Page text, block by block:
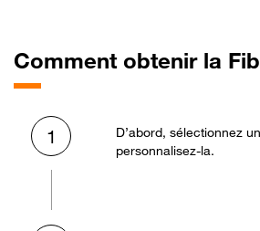
Comment obtenir la
1
D’abord, sélectionnez
personnalisez-la.